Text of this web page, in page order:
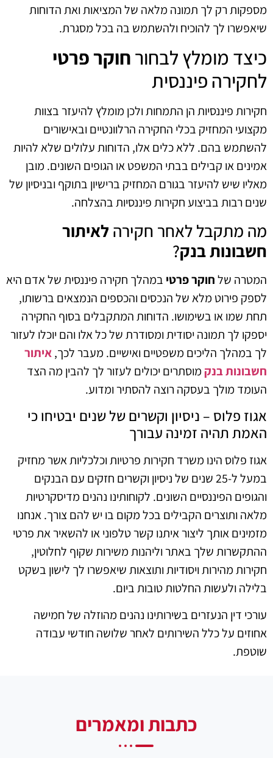
מספקות רק לך תמונה מלאה של המציאות ואת הדוחות
שיאפשרו לך להוכיח ולהשתמש בה בכל מסגרת.
כיצד מומלץ לבחורחוקר פרטי
לחקירה פיננסית
חקירות פיננסיות הן התמחות ולכן מומלץ להיעזר בצוות
מקצועי המחזיק בכלי החקירה הרלוונטיים ובאישורים
להשתמש בהם. ללא כלים אלו, הדוחות עלולים שלא להיות
אמינים או קבילים בבתי המשפט או הגופים השונים. מובן
מאליו שיש להיעזר בגורם המחזיק ברישיון בתוקף ובניסיון של
שנים רבות בביצוע חקירות פיננסיות בהצלחה.
מה מתקבל לאחר חקירה לאיתור
חשבונות בנק?
המטרה שלחוקר פרטי במהלך חקירה פיננסית של אדם היא
לספק פירוט מלא של הנכסים והכספים הנמצאים ברשותו,
תחת שמו או בשימושו. הדוחות המתקבלים בסוף החקירה
יספקו לך תמונה יסודית ומסודרת של כל אלו והם יוכלו לעזור
לך במהלך הליכים משפטיים ואישיים. מעבר לכך,איתור
חשבונות בנקמוסתרים יכולים לעזור לך להבין מה הצד
העומד מולך בעסקה רוצה להסתיר ומדוע.
אגוז פלוס – ניסיון וקשרים של שנים יבטיחו כי
האמת תהיה זמינה עבורך
אגוז פלוס הינו משרד חקירות פרטיות וכלכליות אשר מחזיק
במעל ל-25 שנים של ניסיון וקשרים חזקים עם הבנקים
והגופים הפיננסיים השונים. לקוחותינו נהנים מדיסקרטיות
מלאה ותוצרים הקבילים בכל מקום בו יש להם צורך. אנחנו
מזמינים אותך ליצור איתנו קשר טלפוני או להשאיר את פרטי
ההתקשרות שלך באתר וליהנות משירות שקוף לחלוטין,
חקירות מהירות ויסודיות ותוצאות שיאפשרו לך לישון בשקט
בלילה ולעשות החלטות טובות ביום.
עורכי דין הנעזרים בשירותינו נהנים מהוזלה של חמישה
אחוזים על כלל השירותים לאחר שלושה חודשי עבודה
שוטפת.
כתבות ומאמרים